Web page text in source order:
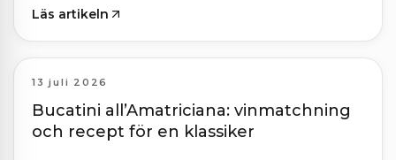
Läs artikeln
13 juli 2026
Bucatini all’Amatriciana: vinmatchning
och recept för en klassiker